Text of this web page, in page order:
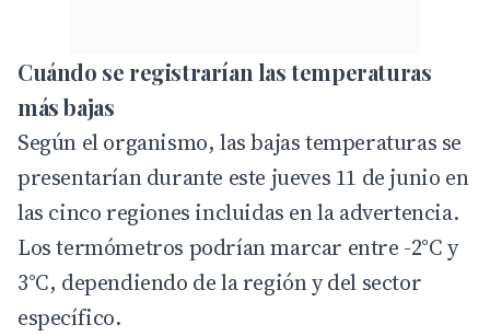
Cuándo se registrarían las temperaturas
más bajas
Según el organismo, las bajas temperaturas se
presentarían durante este jueves 11 de junio en
las cinco regiones incluidas en la advertencia.
Los termómetros podrían marcar entre -2°C y
3°C, dependiendo de la región y del sector
específico.